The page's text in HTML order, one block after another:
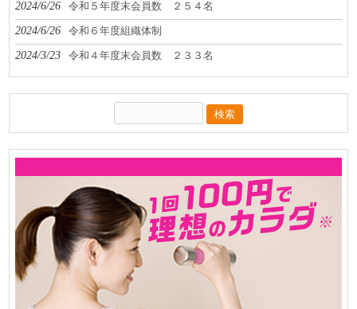
2024/6/26 令和５年度末会員数 ２５４名
2024/6/26 令和６年度組織体制
2024/3/23 令和４年度末会員数 ２３３名
索: